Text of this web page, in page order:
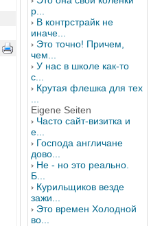
р...
В контрстрайк не
иначе...
Это точно! Причем,
чем...
У нас в школе как-то
с...
Крутая флешка для тех
Eigene Seiten
Часто сайт-визитка и
е...
Господа англичане
дово...
Не - но это реально.
Б...
Курильщиков везде
зажи...
Это времен Холодной
во...